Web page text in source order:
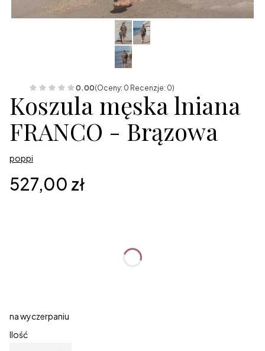
0.00(Oceny: 0 Recenzje: 0)
Koszula męska lniana
FRANCO - Brązowa
poppi
Cena
527,00 zł
na wyczerpaniu
Ilość